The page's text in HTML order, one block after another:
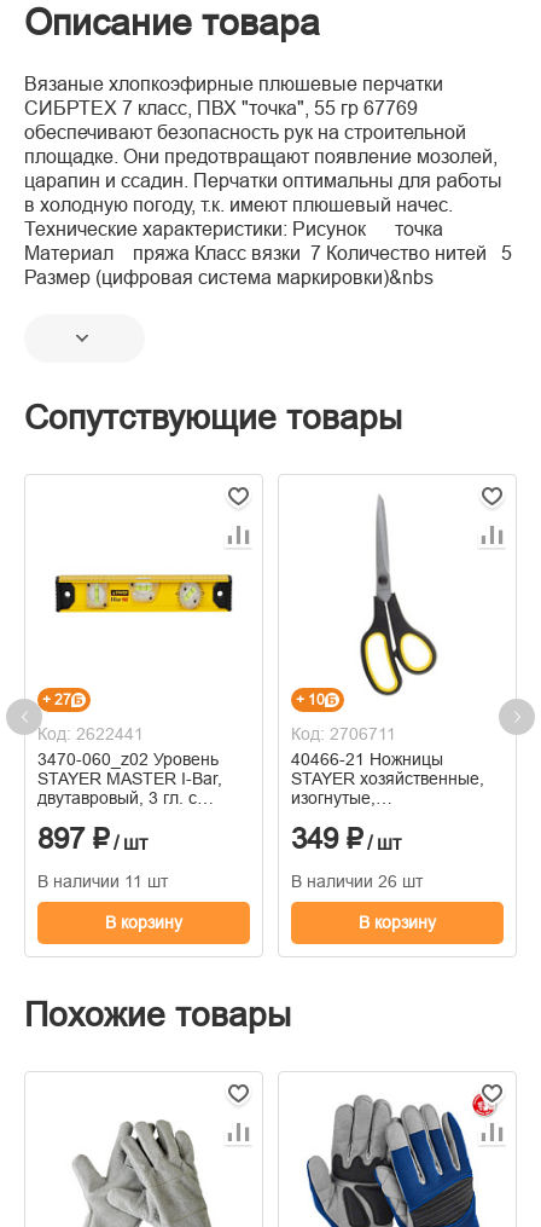
Описание товара
Вязаные хлопкоэфирные плюшевые перчатки
СИБРТЕХ 7 класс, ПВХ "точка", 55 гр 67769
обеспечивают безопасность рук на строительной
площадке. Они предотвращают появление мозолей,
царапин и ссадин. Перчатки оптимальны для работы
в холодную погоду, т.к. имеют плюшевый начес.
Технические характеристики: Рисунок точка
Материал пряжа Класс вязки 7 Количество нитей 5
Размер (цифровая система маркировки)&nbs
Сопутствующие товары
+ 27
Код: 2622441
3470-060_z02 Уровень
STAYER MASTER I-Bar,
двутавровый, 3 гл. с
897 ₽/ шт
В наличии 11 шт
В корзину
+ 10
Код: 2706711
40466-21 Ножницы
STAYER хозяйственные,
изогнутые,
215мм
349 ₽/ шт
В наличии 26 шт
В корзину
Похожие товары